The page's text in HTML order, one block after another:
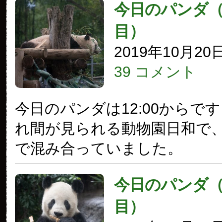
今日のパンダ
目）
2019年10月20
39 コメント
今日のパンダは12:00からで
れ間が見られる動物園日和で
で混み合っていました。
今日のパンダ
目）